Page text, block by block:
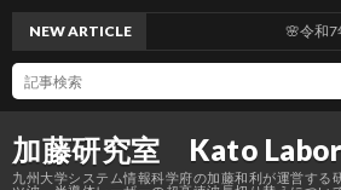
加藤研究室 Kato
九州大学システム情報科学府の加藤和利が運営する
NEW ARTICLE 🌸令和7